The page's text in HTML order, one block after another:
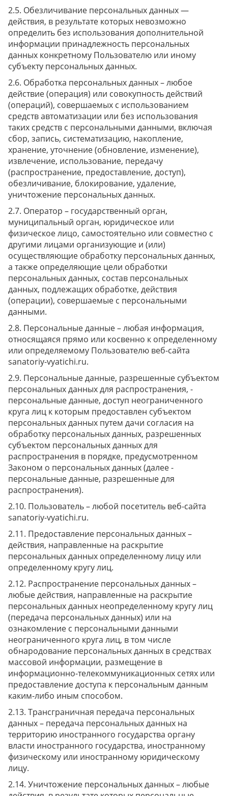
Обезличивание персональных данных —
действия, в результате которых невозможно
определить без использования дополнительной
информации принадлежность персональных
данных конкретному Пользователю или иному
субъекту персональных данных.
Обработка персональных данных – любое
действие (операция) или совокупность действий
(операций), совершаемых с использованием
средств автоматизации или без использования
таких средств с персональными данными, включая
сбор, запись, систематизацию, накопление,
хранение, уточнение (обновление, изменение),
извлечение, использование, передачу
(распространение, предоставление, доступ),
обезличивание, блокирование, удаление,
уничтожение персональных данных.
Оператор – государственный орган,
муниципальный орган, юридическое или
физическое лицо, самостоятельно или совместно с
другими лицами организующие и (или)
осуществляющие обработку персональных данных,
а также определяющие цели обработки
персональных данных, состав персональных
данных, подлежащих обработке, действия
(операции), совершаемые с персональными
данными.
Персональные данные – любая информация,
относящаяся прямо или косвенно к определенному
или определяемому Пользователю веб-сайта
sanatoriy-vyatichi.ru.
Персональные данные, разрешенные субъектом
персональных данных для распространения, -
персональные данные, доступ неограниченного
круга лиц к которым предоставлен субъектом
персональных данных путем дачи согласия на
обработку персональных данных, разрешенных
субъектом персональных данных для
распространения в порядке, предусмотренном
Законом о персональных данных (далее -
персональные данные, разрешенные для
распространения).
Пользователь – любой посетитель веб-сайта
sanatoriy-vyatichi.ru.
Предоставление персональных данных –
действия, направленные на раскрытие
персональных данных определенному лицу или
определенному кругу лиц.
Распространение персональных данных –
любые действия, направленные на раскрытие
персональных данных неопределенному кругу лиц
(передача персональных данных) или на
ознакомление с персональными данными
неограниченного круга лиц, в том числе
обнародование персональных данных в средствах
массовой информации, размещение в
информационно-телекоммуникационных сетях или
предоставление доступа к персональным данным
каким-либо иным способом.
Трансграничная передача персональных
данных – передача персональных данных на
территорию иностранного государства органу
власти иностранного государства, иностранному
физическому или иностранному юридическому
лицу.
Уничтожение персональных данных – любые